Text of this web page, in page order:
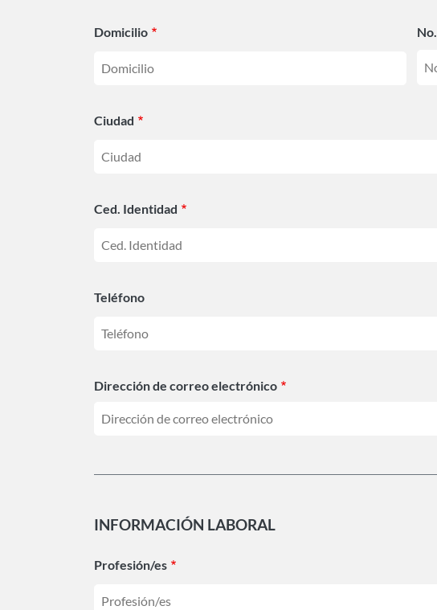
Domicilio No.
Ciudad
Ced. Identidad
Teléfono
Dirección de correo electrónico
INFORMACIÓN LABORAL
Profesión/es